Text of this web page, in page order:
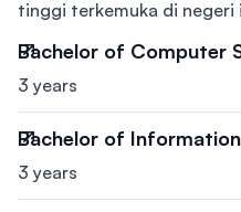
tinggi terkemuka di negeri
Bachelor of Computer
3 years
Bachelor of
3 years